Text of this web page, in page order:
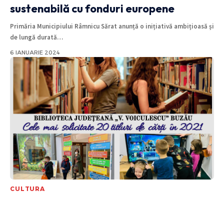
sustenabilă cu fonduri europene
Primăria Municipiului Râmnicu Sărat anunță o inițiativă ambițioasă și
de lungă durată…
6 IANUARIE 2024
CULTURA